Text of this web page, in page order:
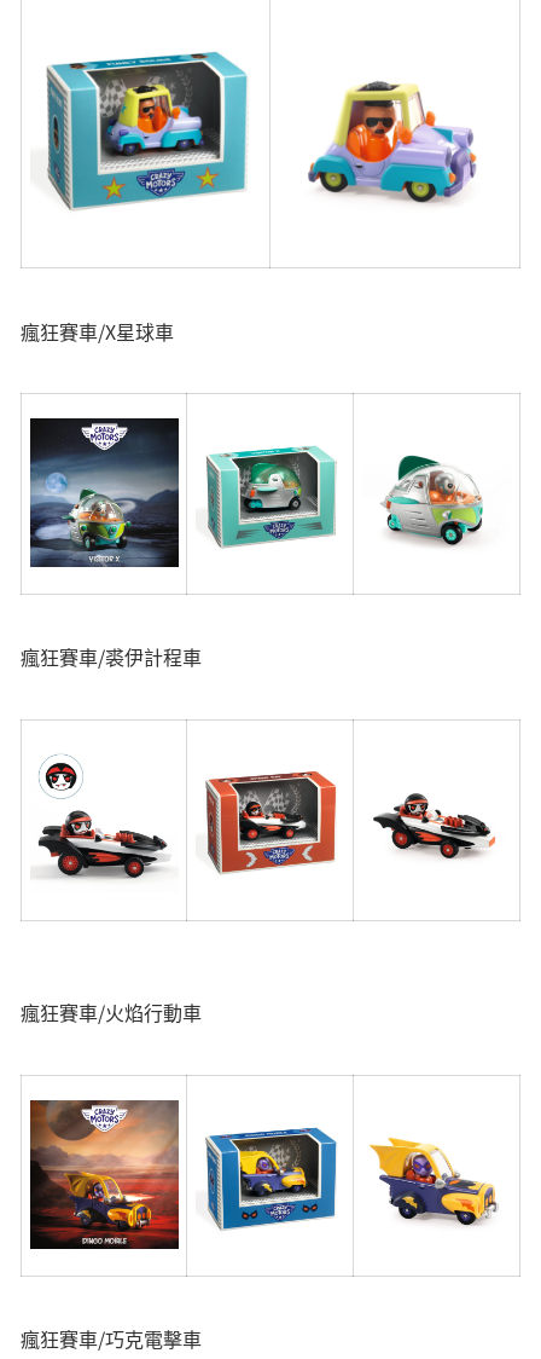
瘋狂賽車/X星球車
瘋狂賽車/裘伊計程車
瘋狂賽車/火焰行動車
瘋狂賽車/巧克電擊車